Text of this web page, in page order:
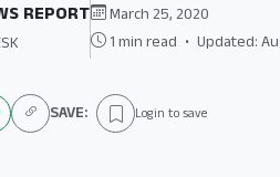
REPORT
March 25, 2020
1 min read • Updated:
SAVE: Login to save